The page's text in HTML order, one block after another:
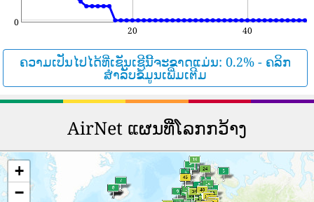
0
20 40
ຄວາມເປັນໄປໄດ້ທີ່ເຊັນເຊີນີ້ຈະຂາດແມ່ນ: 0.2% - ຄລິກ
ສຳລັບຂໍ້ມູນເພີ່ມເຕີມ
AirNet ແຜນທີ່ໂລກກວ້າງ
+
−